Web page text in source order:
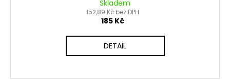
Skladem
152,89 Kč bez DPH
185 Kč
DETAIL